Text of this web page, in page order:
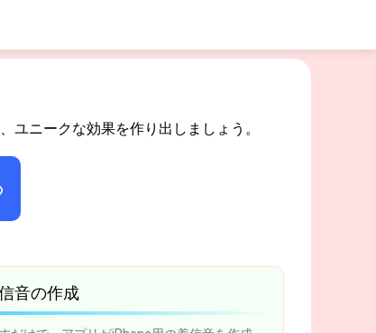
ニークな効果を作り出しましょう。
音の作成